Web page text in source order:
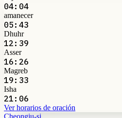
04:04
amanecer
05:43
Dhuhr
12:39
Asser
16:26
Magreb
19:33
Isha
21:06
Ver horarios de oración
Cheongju-si